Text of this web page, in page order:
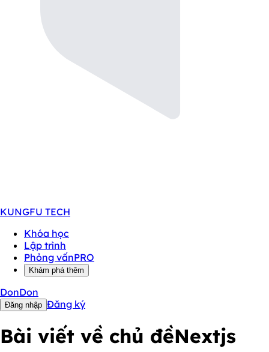
KUNGFU TECH
Khóa học
Lập trình
Phỏng vấnPRO
Khám phá thêm
DonDon
Đăng nhập Đăng ký
Bài viết về chủ đềNextjs